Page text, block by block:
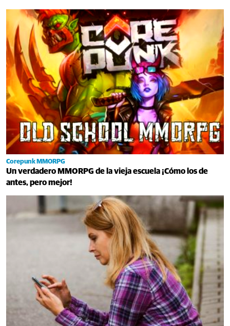
Corepunk MMORPG
Un verdadero MMORPG de la vieja escuela ¡Cómo los de
antes, pero mejor!